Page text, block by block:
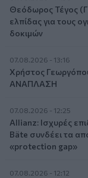
Θεόδωρος Τέγος
ελπίδας για τους
δοκιμών
07.08.2026 - 13:16
Χρήστος
ΑΝΑΠΛΑΣΗ
07.08.2026 - 12:25
Allianz: Ισχυρές
Bäte συνδέει τα
«protection gap»
07.08.2026 - 12:12